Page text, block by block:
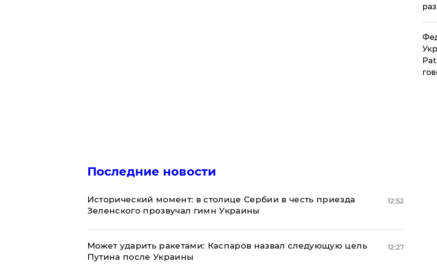
Последние новости
Исторический момент: в столице Сербии в честь приезда
Зеленского прозвучал гимн Украины
12:52
Может ударить ракетами: Каспаров назвал следующую цель
Путина после Украины
12:27